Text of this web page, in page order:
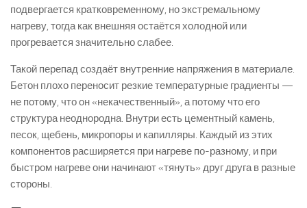
подвергается кратковременному, но экстремальному
нагреву, тогда как внешняя остаётся холодной или
прогревается значительно слабее.
Такой перепад создаёт внутренние напряжения в материале.
Бетон плохо переносит резкие температурные градиенты —
не потому, что он «некачественный», а потому что его
структура неоднородна. Внутри есть цементный камень,
песок, щебень, микропоры и капилляры. Каждый из этих
компонентов расширяется при нагреве по-разному, и при
быстром нагреве они начинают «тянуть» друг друга в разные
стороны.